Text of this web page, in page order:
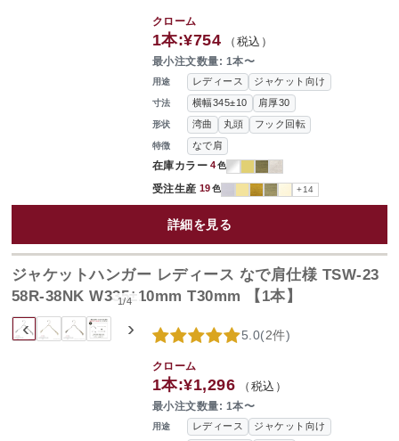
用途 レディース ジャケット向け
寸法 横幅345±10 肩厚30
形状 湾曲 丸頭 フック回転
特徴 なで肩
在庫カラー 4色
受注生産 19色 +14
クローム
1本:¥754 （税込）
最小注文数量: 1本〜
詳細を見る
‹ ›
1/4
ジャケットハンガー レディース なで肩仕様 TSW-23
58R-38NK W335±10mm T30mm 【1本】
用途 レディース ジャケット向け
5.0(2件)
クローム
1本:¥1,296 （税込）
最小注文数量: 1本〜